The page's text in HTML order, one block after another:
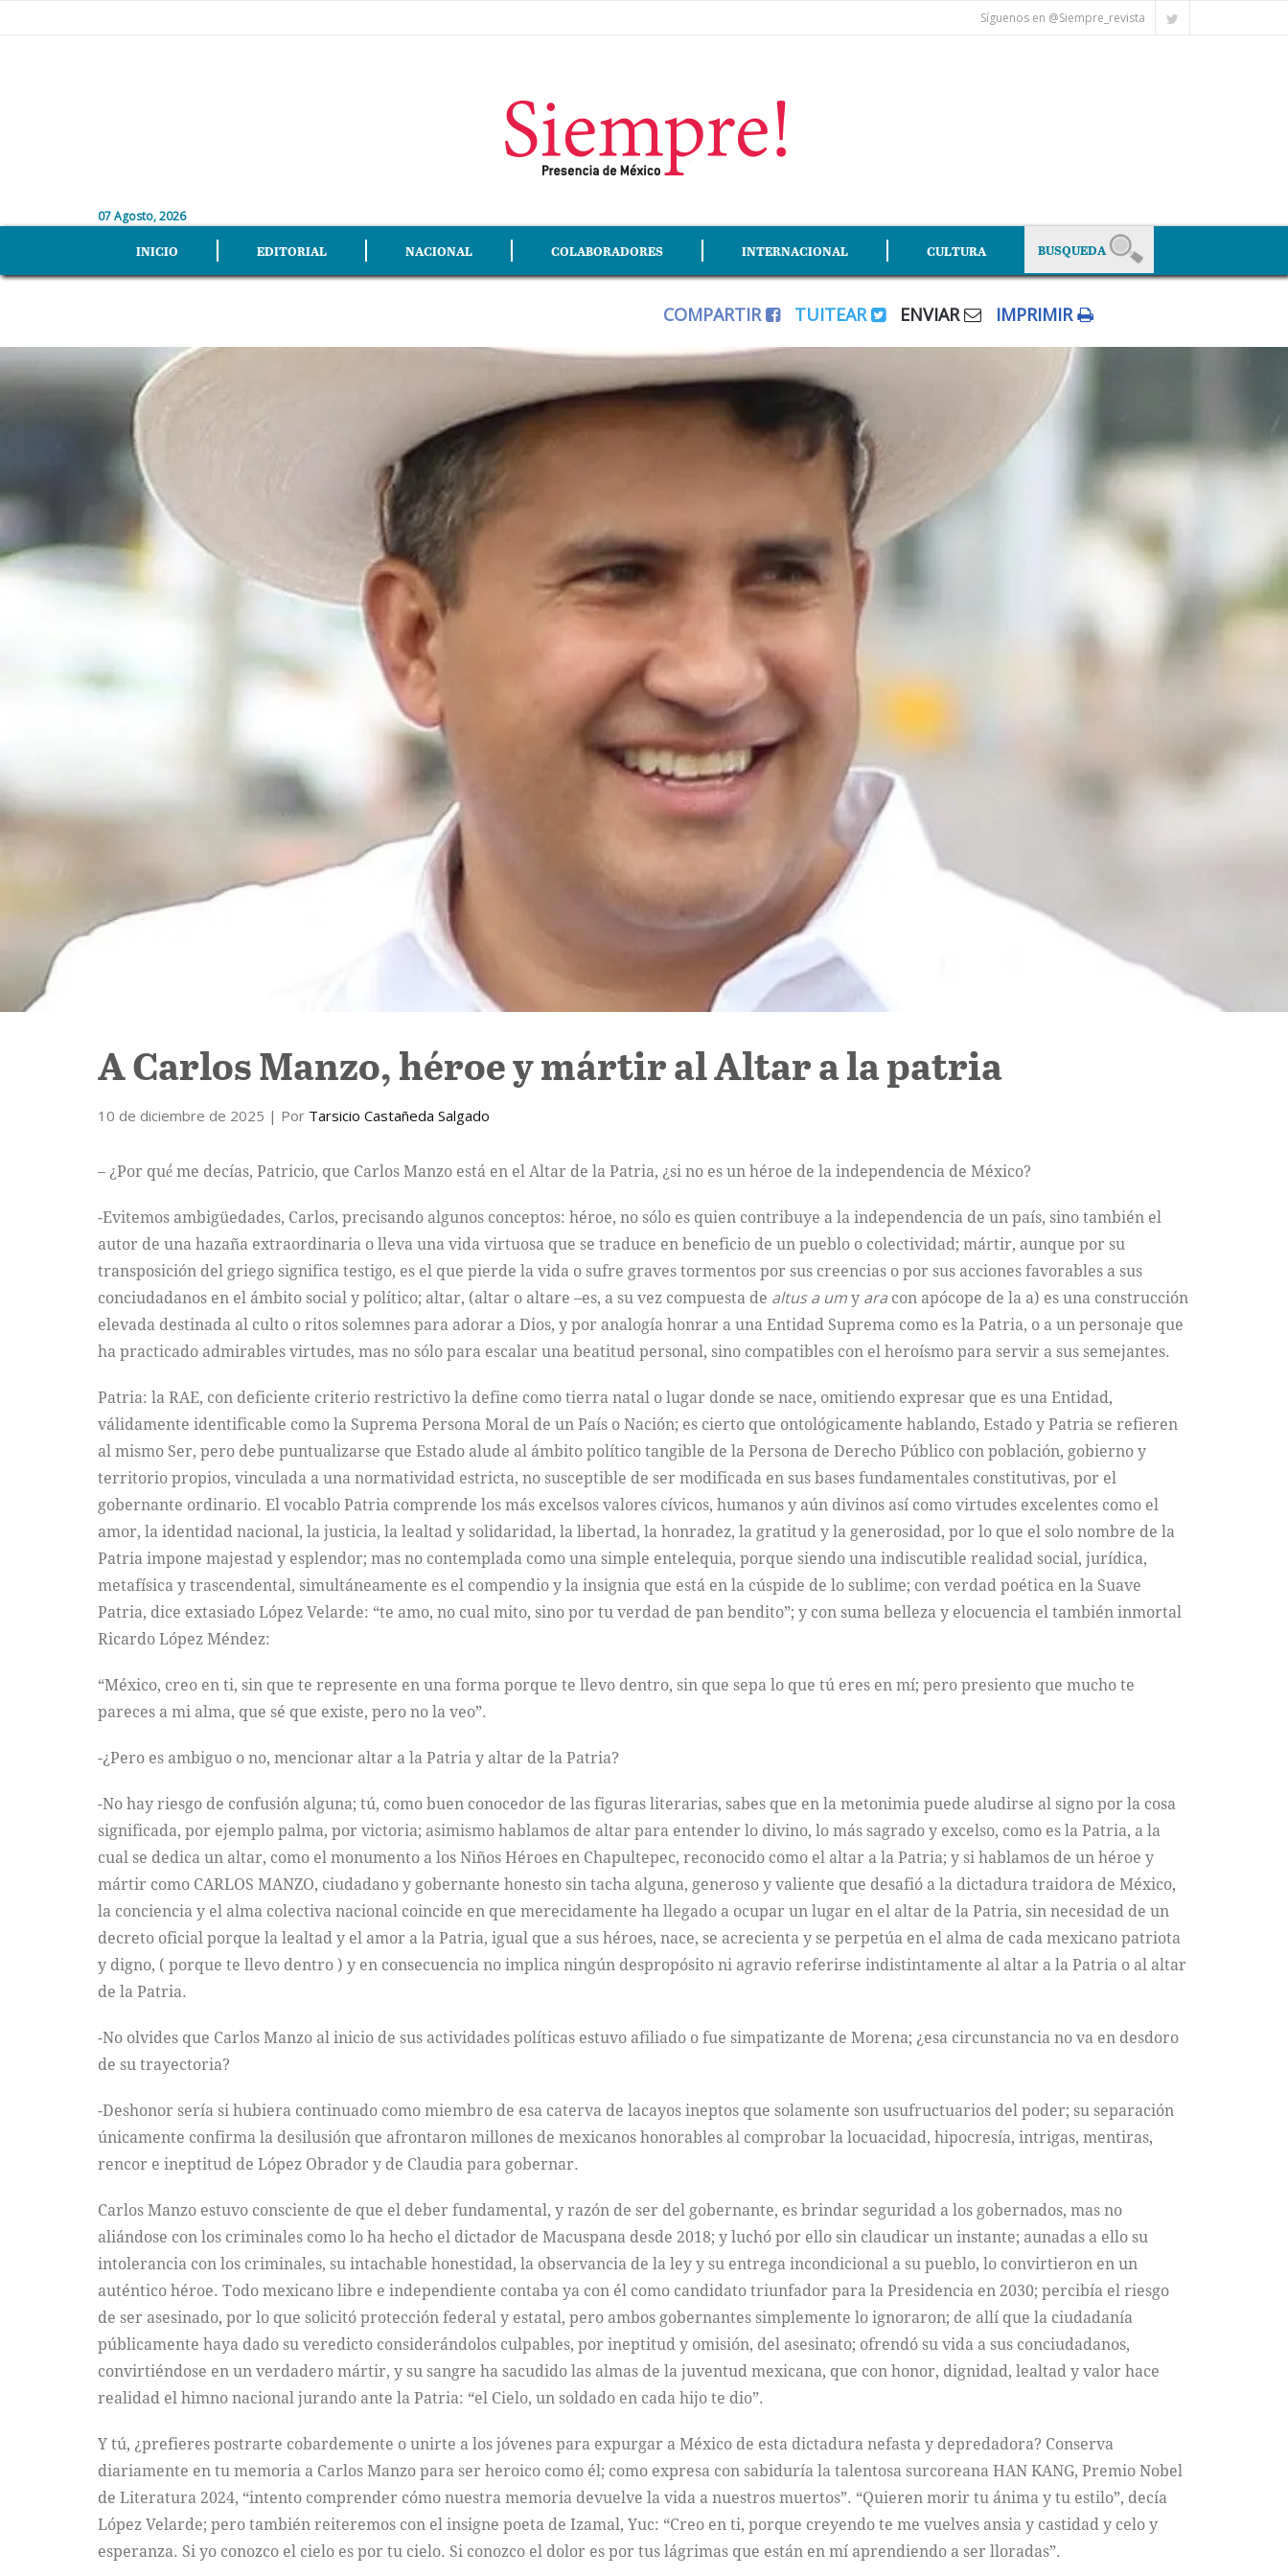
Síguenos en @Siempre_revista
07 Agosto, 2026
INICIO EDITORIAL NACIONAL COLABORADORES INTERNACIONAL CULTURA
COMPARTIR TUITEAR ENVIAR IMPRIMIR
A Carlos Manzo, héroe y mártir al Altar a la patria
10 de diciembre de 2025 | Por Tarsicio Castañeda Salgado
– ¿Por qué́ me decías, Patricio, que Carlos Manzo está en el Altar de la Patria, ¿si no es un héroe de la independencia de México?
-Evitemos ambigüedades, Carlos, precisando algunos conceptos: héroe, no sólo es quien contribuye a la independencia de un país, sino también el
autor de una hazaña extraordinaria o lleva una vida virtuosa que se traduce en beneficio de un pueblo o colectividad; mártir, aunque por su
transposición del griego significa testigo, es el que pierde la vida o sufre graves tormentos por sus creencias o por sus acciones favorables a sus
conciudadanos en el ámbito social y político; altar, (altar o altare –es, a su vez compuesta de altus a umy ara con apócope de la a) es una construcción
elevada destinada al culto o ritos solemnes para adorar a Dios, y por analogía honrar a una Entidad Suprema como es la Patria, o a un personaje que
ha practicado admirables virtudes, mas no sólo para escalar una beatitud personal, sino compatibles con el heroísmo para servir a sus semejantes.
Patria: la RAE, con deficiente criterio restrictivo la define como tierra natal o lugar donde se nace, omitiendo expresar que es una Entidad,
válidamente identificable como la Suprema Persona Moral de un País o Nación; es cierto que ontológicamente hablando, Estado y Patria se refieren
al mismo Ser, pero debe puntualizarse que Estado alude al ámbito político tangible de la Persona de Derecho Público con población, gobierno y
territorio propios, vinculada a una normatividad estricta, no susceptible de ser modificada en sus bases fundamentales constitutivas, por el
gobernante ordinario. El vocablo Patria comprende los más excelsos valores cívicos, humanos y aún divinos así como virtudes excelentes como el
amor, la identidad nacional, la justicia, la lealtad y solidaridad, la libertad, la honradez, la gratitud y la generosidad, por lo que el solo nombre de la
Patria impone majestad y esplendor; mas no contemplada como una simple entelequia, porque siendo una indiscutible realidad social, jurídica,
metafísica y trascendental, simultáneamente es el compendio y la insignia que está en la cúspide de lo sublime; con verdad poética en la Suave
Patria, dice extasiado López Velarde: “te amo, no cual mito, sino por tu verdad de pan bendito”; y con suma belleza y elocuencia el también inmortal
Ricardo López Méndez:
“México, creo en ti, sin que te represente en una forma porque te llevo dentro, sin que sepa lo que tú eres en mí; pero presiento que mucho te
pareces a mi alma, que sé que existe, pero no la veo”.
-¿Pero es ambiguo o no, mencionar altar a la Patria y altar de la Patria?
-No hay riesgo de confusión alguna; tú, como buen conocedor de las figuras literarias, sabes que en la metonimia puede aludirse al signo por la cosa
significada, por ejemplo palma, por victoria; asimismo hablamos de altar para entender lo divino, lo más sagrado y excelso, como es la Patria, a la
cual se dedica un altar, como el monumento a los Niños Héroes en Chapultepec, reconocido como el altar a la Patria; y si hablamos de un héroe y
mártir como CARLOS MANZO, ciudadano y gobernante honesto sin tacha alguna, generoso y valiente que desafió a la dictadura traidora de México,
la conciencia y el alma colectiva nacional coincide en que merecidamente ha llegado a ocupar un lugar en el altar de la Patria, sin necesidad de un
decreto oficial porque la lealtad y el amor a la Patria, igual que a sus héroes, nace, se acrecienta y se perpetúa en el alma de cada mexicano patriota
y digno, ( porque te llevo dentro ) y en consecuencia no implica ningún despropósito ni agravio referirse indistintamente al altar a la Patria o al altar
de la Patria.
-No olvides que Carlos Manzo al inicio de sus actividades políticas estuvo afiliado o fue simpatizante de Morena; ¿esa circunstancia no va en desdoro
de su trayectoria?
-Deshonor sería si hubiera continuado como miembro de esa caterva de lacayos ineptos que solamente son usufructuarios del poder; su separación
únicamente confirma la desilusión que afrontaron millones de mexicanos honorables al comprobar la locuacidad, hipocresía, intrigas, mentiras,
rencor e ineptitud de López Obrador y de Claudia para gobernar.
Carlos Manzo estuvo consciente de que el deber fundamental, y razón de ser del gobernante, es brindar seguridad a los gobernados, mas no
aliándose con los criminales como lo ha hecho el dictador de Macuspana desde 2018; y luchó por ello sin claudicar un instante; aunadas a ello su
intolerancia con los criminales, su intachable honestidad, la observancia de la ley y su entrega incondicional a su pueblo, lo convirtieron en un
auténtico héroe. Todo mexicano libre e independiente contaba ya con él como candidato triunfador para la Presidencia en 2030; percibía el riesgo
de ser asesinado, por lo que solicitó protección federal y estatal, pero ambos gobernantes simplemente lo ignoraron; de allí que la ciudadanía
públicamente haya dado su veredicto considerándolos culpables, por ineptitud y omisión, del asesinato; ofrendó su vida a sus conciudadanos,
convirtiéndose en un verdadero mártir, y su sangre ha sacudido las almas de la juventud mexicana, que con honor, dignidad, lealtad y valor hace
realidad el himno nacional jurando ante la Patria: “el Cielo, un soldado en cada hijo te dio”.
Y tú, ¿prefieres postrarte cobardemente o unirte a los jóvenes para expurgar a México de esta dictadura nefasta y depredadora? Conserva
diariamente en tu memoria a Carlos Manzo para ser heroico como él; como expresa con sabiduría la talentosa surcoreana HAN KANG, Premio Nobel
de Literatura 2024, “intento comprender cómo nuestra memoria devuelve la vida a nuestros muertos”. “Quieren morir tu ánima y tu estilo”, decía
López Velarde; pero también reiteremos con el insigne poeta de Izamal, Yuc: “Creo en ti, porque creyendo te me vuelves ansia y castidad y celo y
esperanza. Si yo conozco el cielo es por tu cielo. Si conozco el dolor es por tus lágrimas que están en mí aprendiendo a ser lloradas”.